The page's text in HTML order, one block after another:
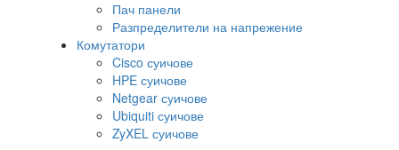
Пач панели
Разпределители на напрежение
Комутатори
Cisco суичове
HPE суичове
Netgear суичове
Ubiquiti суичове
ZyXEL суичове